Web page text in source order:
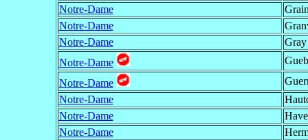
Notre-Dame
Notre-Dame
Notre-Dame
Gray
Notre-Dame
Notre-Dame
Notre-Dame
Notre-Dame
Notre-Dame